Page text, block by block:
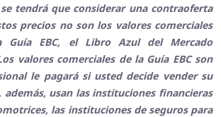
tendrá que considerar una contraoferta
precios no son los valores comerciales
Guía EBC, el Libro Azul del Mercado
valores comerciales de la Guía EBC son
le pagará si usted decide vender su
usan las instituciones financieras
las instituciones de seguros para